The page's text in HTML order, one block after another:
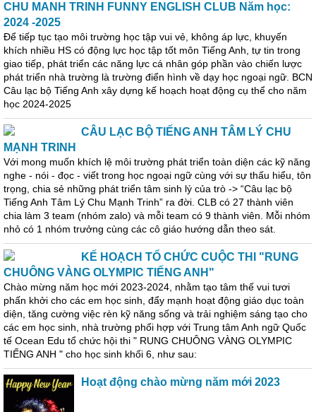
CHU MANH TRINH FUNNY ENGLISH CLUB Năm học:
2024 -2025
Để tiếp tục tạo môi trường học tập vui vẻ, không áp lực, khuyến
khích nhiều HS có động lực học tập tốt môn Tiếng Anh, tự tin trong
giao tiếp, phát triển các năng lực cá nhân góp phần vào chiến lược
phát triển nhà trường là trường điển hình về dạy học ngoại ngữ. BCN
Câu lạc bộ Tiếng Anh xây dựng kế hoạch hoạt động cụ thể cho năm
học 2024-2025
CÂU LẠC BỘ TIẾNG ANH TÂM LÝ CHU
MẠNH TRINH
Với mong muốn khích lệ môi trường phát triển toàn diện các kỹ năng
nghe - nói - đọc - viết trong học ngoại ngữ cùng với sự thấu hiểu, tôn
trọng, chia sẻ những phát triển tâm sinh lý của trò -> “Câu lạc bộ
Tiếng Anh Tâm Lý Chu Mạnh Trinh” ra đời. CLB có 27 thành viên
chia làm 3 team (nhóm zalo) và mỗi team có 9 thành viên. Mỗi nhóm
nhỏ có 1 nhóm trưởng cùng các cô giáo hướng dẫn theo sát.
KẾ HOẠCH TỔ CHỨC CUỘC THI "RUNG
CHUÔNG VÀNG OLYMPIC TIẾNG ANH"
Chào mừng năm học mới 2023-2024, nhằm tạo tâm thế vui tươi
phấn khởi cho các em học sinh, đẩy mạnh hoạt động giáo dục toàn
diện, tăng cường việc rèn kỹ năng sống và trải nghiệm sáng tạo cho
các em học sinh, nhà trường phối hợp với Trung tâm Anh ngữ Quốc
tế Ocean Edu tổ chức hội thi " RUNG CHUÔNG VÀNG OLYMPIC
TIẾNG ANH " cho học sinh khối 6, như sau:
Hoạt động chào mừng năm mới 2023